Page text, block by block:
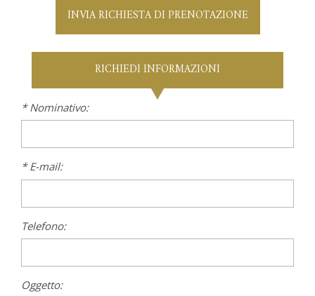
INVIA RICHIESTA DI PRENOTAZIONE
RICHIEDI INFORMAZIONI
* Nominativo:
* E-mail:
Telefono:
Oggetto: